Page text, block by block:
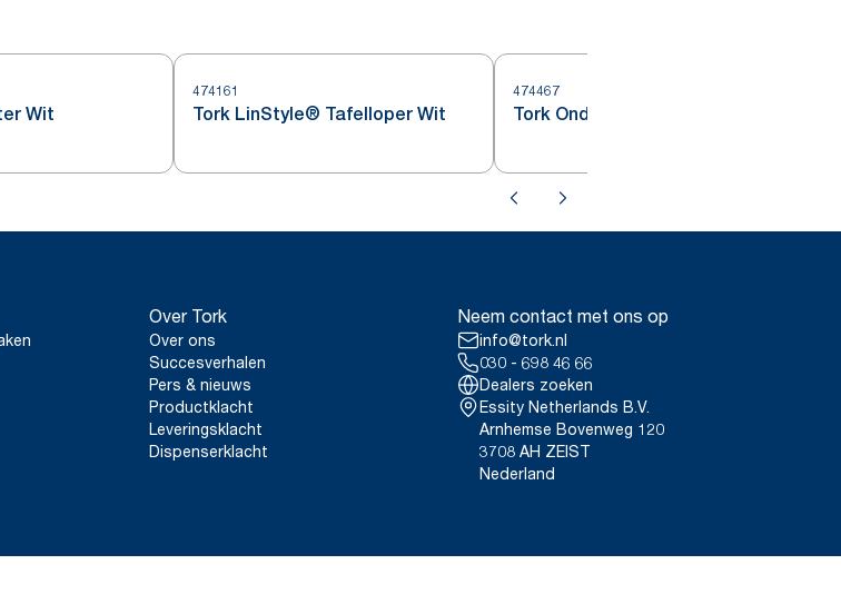
Wit
474161
Tork LinStyle® Tafelloper Wit
474467
Tork Onderzetter Wit met Incisie
Over Tork
Over ons
Succesverhalen
Pers & nieuws
Productklacht
Leveringsklacht
Dispenserklacht
Neem contact met ons op
info@tork.nl
030 - 698 46 66
Dealers zoeken
Essity Netherlands B.V.
Arnhemse Bovenweg 120
3708 AH ZEIST
Nederland